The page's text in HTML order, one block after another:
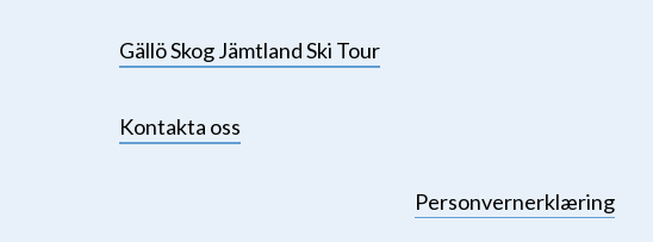
Gällö Skog Jämtland Ski Tour
Kontakta oss
Personvernerklæring